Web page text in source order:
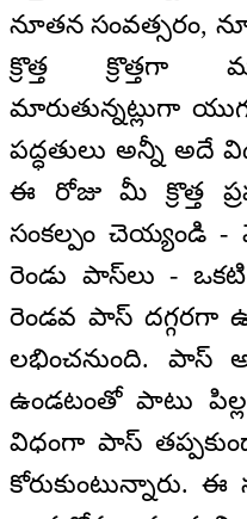
నూతన సంవత్సరం,
క్రొత్త క్రొత్తగా
మారుతున్నట్లుగా
పద్ధతులు అన్నీ అదే
ఈ రోజు మీ క్రొత్త
సంకల్పం చెయ్యండి
రెండు పాస్‌లు -
రెండవ పాస్ దగ్గరగా
లభించనుంది. పాస్
ఉండటంతో పాటు
విధంగా పాస్